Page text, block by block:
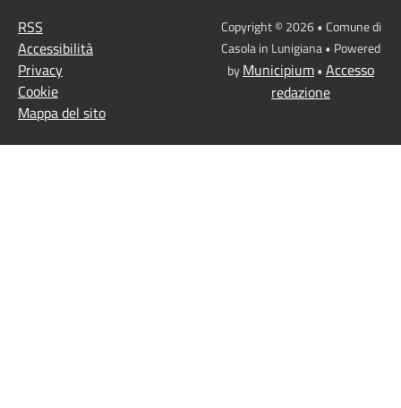
RSS
Accessibilità
Privacy
Cookie
Mappa del sito
Copyright © 2026 • Comune di
Casola in Lunigiana • Powered
byMunicipium• Accesso
redazione